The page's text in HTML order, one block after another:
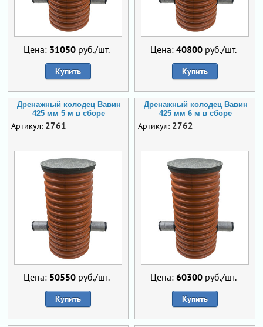
Цена: 31050 руб./шт.
Купить
Цена: 40800 руб./шт.
Купить
Дренажный колодец Вавин
425 мм 5 м в сборе
Артикул: 2761
Цена: 50550 руб./шт.
Купить
Дренажный колодец Вавин
425 мм 6 м в сборе
Артикул: 2762
Цена: 60300 руб./шт.
Купить